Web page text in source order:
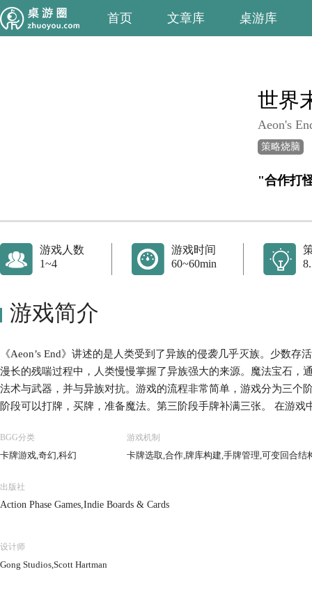
首页 文章库 桌游库
世界
Aeon's
策略烧脑
"合作打
游戏人数
1~4
游戏时间
60~60min
游戏简介
《Aeon’s End》讲述的是人类受到了异族的侵袭几乎灭族。少数存
漫长的残喘过程中，人类慢慢掌握了异族强大的来源。魔法宝石，
法术与武器，并与异族对抗。游戏的流程非常简单，游戏分为三个
阶段可以打牌，买牌，准备魔法。第三阶段手牌补满三张。 在游
商量选不同的角色，因为角色是有角色能力的！
BGG分类
卡牌游戏,奇幻,科幻
游戏机制
卡牌选取,合作,牌库构建,手牌管理,可变回合结
出版社
Action Phase Games,Indie Boards & Cards
设计师
Gong Studios,Scott Hartman